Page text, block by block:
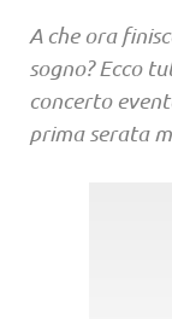
A che ora
sogno? Ecco
concerto
prima serata